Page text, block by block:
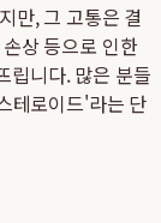
만, 그 고통은 결
상 등으로 인한
립니다. 많은 분들
테로이드'라는 단